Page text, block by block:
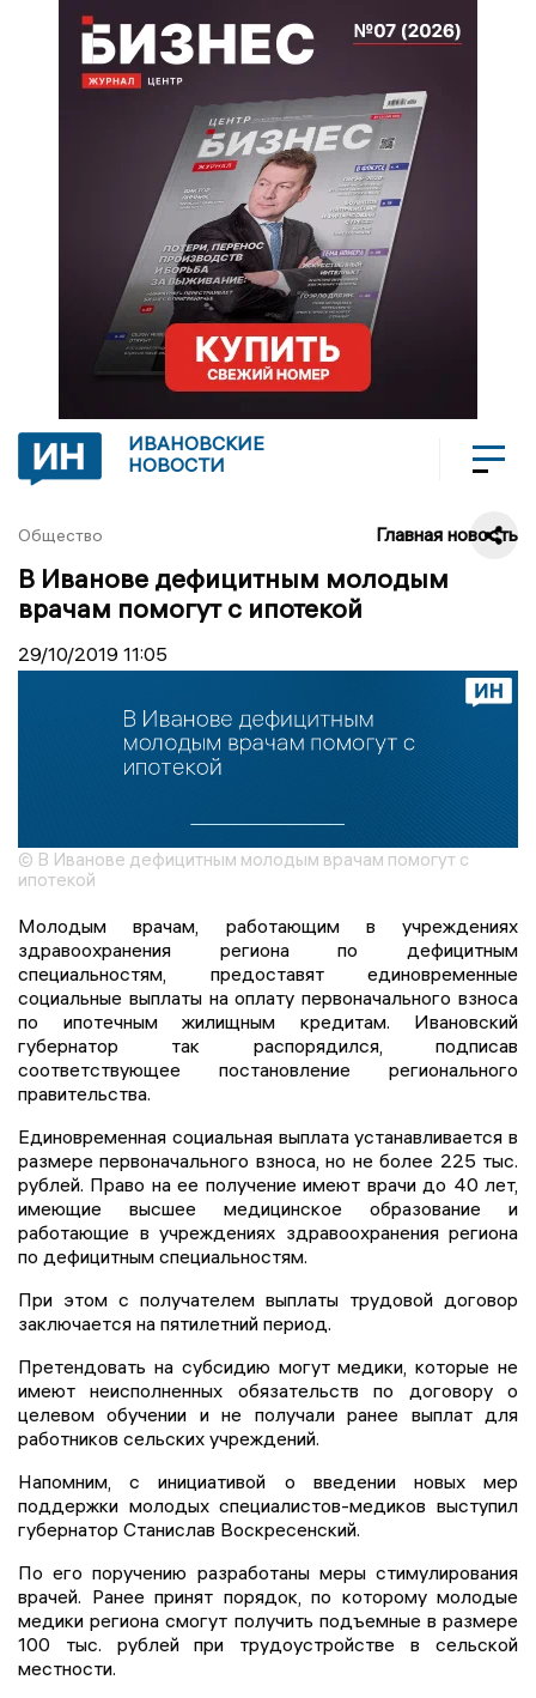
ИВАНОВСКИЕ
НОВОСТИ
Общество Главная новость
В Иванове дефицитным молодым
врачам помогут с ипотекой
29/10/2019 11:05
© В Иванове дефицитным молодым врачам помогут с
ипотекой
Молодым врачам, работающим в учреждениях
здравоохранения региона по дефицитным
специальностям, предоставят единовременные
социальные выплаты на оплату первоначального взноса
по ипотечным жилищным кредитам. Ивановский
губернатор так распорядился, подписав
соответствующее постановление регионального
правительства.
Единовременная социальная выплата устанавливается в
размере первоначального взноса, но не более 225 тыс.
рублей. Право на ее получение имеют врачи до 40 лет,
имеющие высшее медицинское образование и
работающие в учреждениях здравоохранения региона
по дефицитным специальностям.
При этом с получателем выплаты трудовой договор
заключается на пятилетний период.
Претендовать на субсидию могут медики, которые не
имеют неисполненных обязательств по договору о
целевом обучении и не получали ранее выплат для
работников сельских учреждений.
Напомним, с инициативой о введении новых мер
поддержки молодых специалистов-медиков выступил
губернатор Станислав Воскресенский.
По его поручению разработаны меры стимулирования
врачей. Ранее принят порядок, по которому молодые
медики региона смогут получить подъемные в размере
100 тыс. рублей при трудоустройстве в сельской
местности.